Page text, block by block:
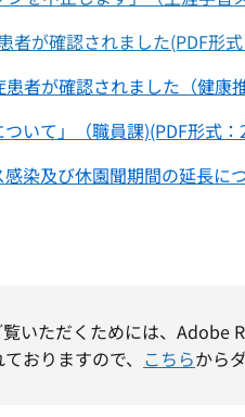
が確認されました(PDF形
者が確認されました（健康
いて」（職員課)(PDF形式
染及び休園聞期間の延長
いただくためには、Adobe
おりますので、 こちらから